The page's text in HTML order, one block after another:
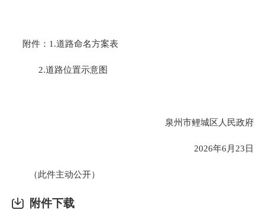
附件：1.道路命名方案表
2.道路位置示意图
泉州市鲤城区人民政府
2026年6月23日
（此件主动公开）
附件下载